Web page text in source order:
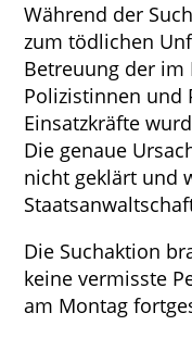
Während der
zum tödlichen
Betreuung der im
Polizistinnen und
Einsatzkräfte
Die genaue
nicht geklärt und
Die Suchaktion
keine vermisste
am Montag